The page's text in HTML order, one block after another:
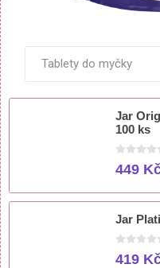
Jar
100 ks
449
Jar
419